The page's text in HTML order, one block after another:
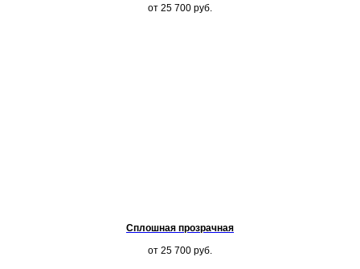
от 25 700 руб.
Сплошная прозрачная
от 25 700 руб.